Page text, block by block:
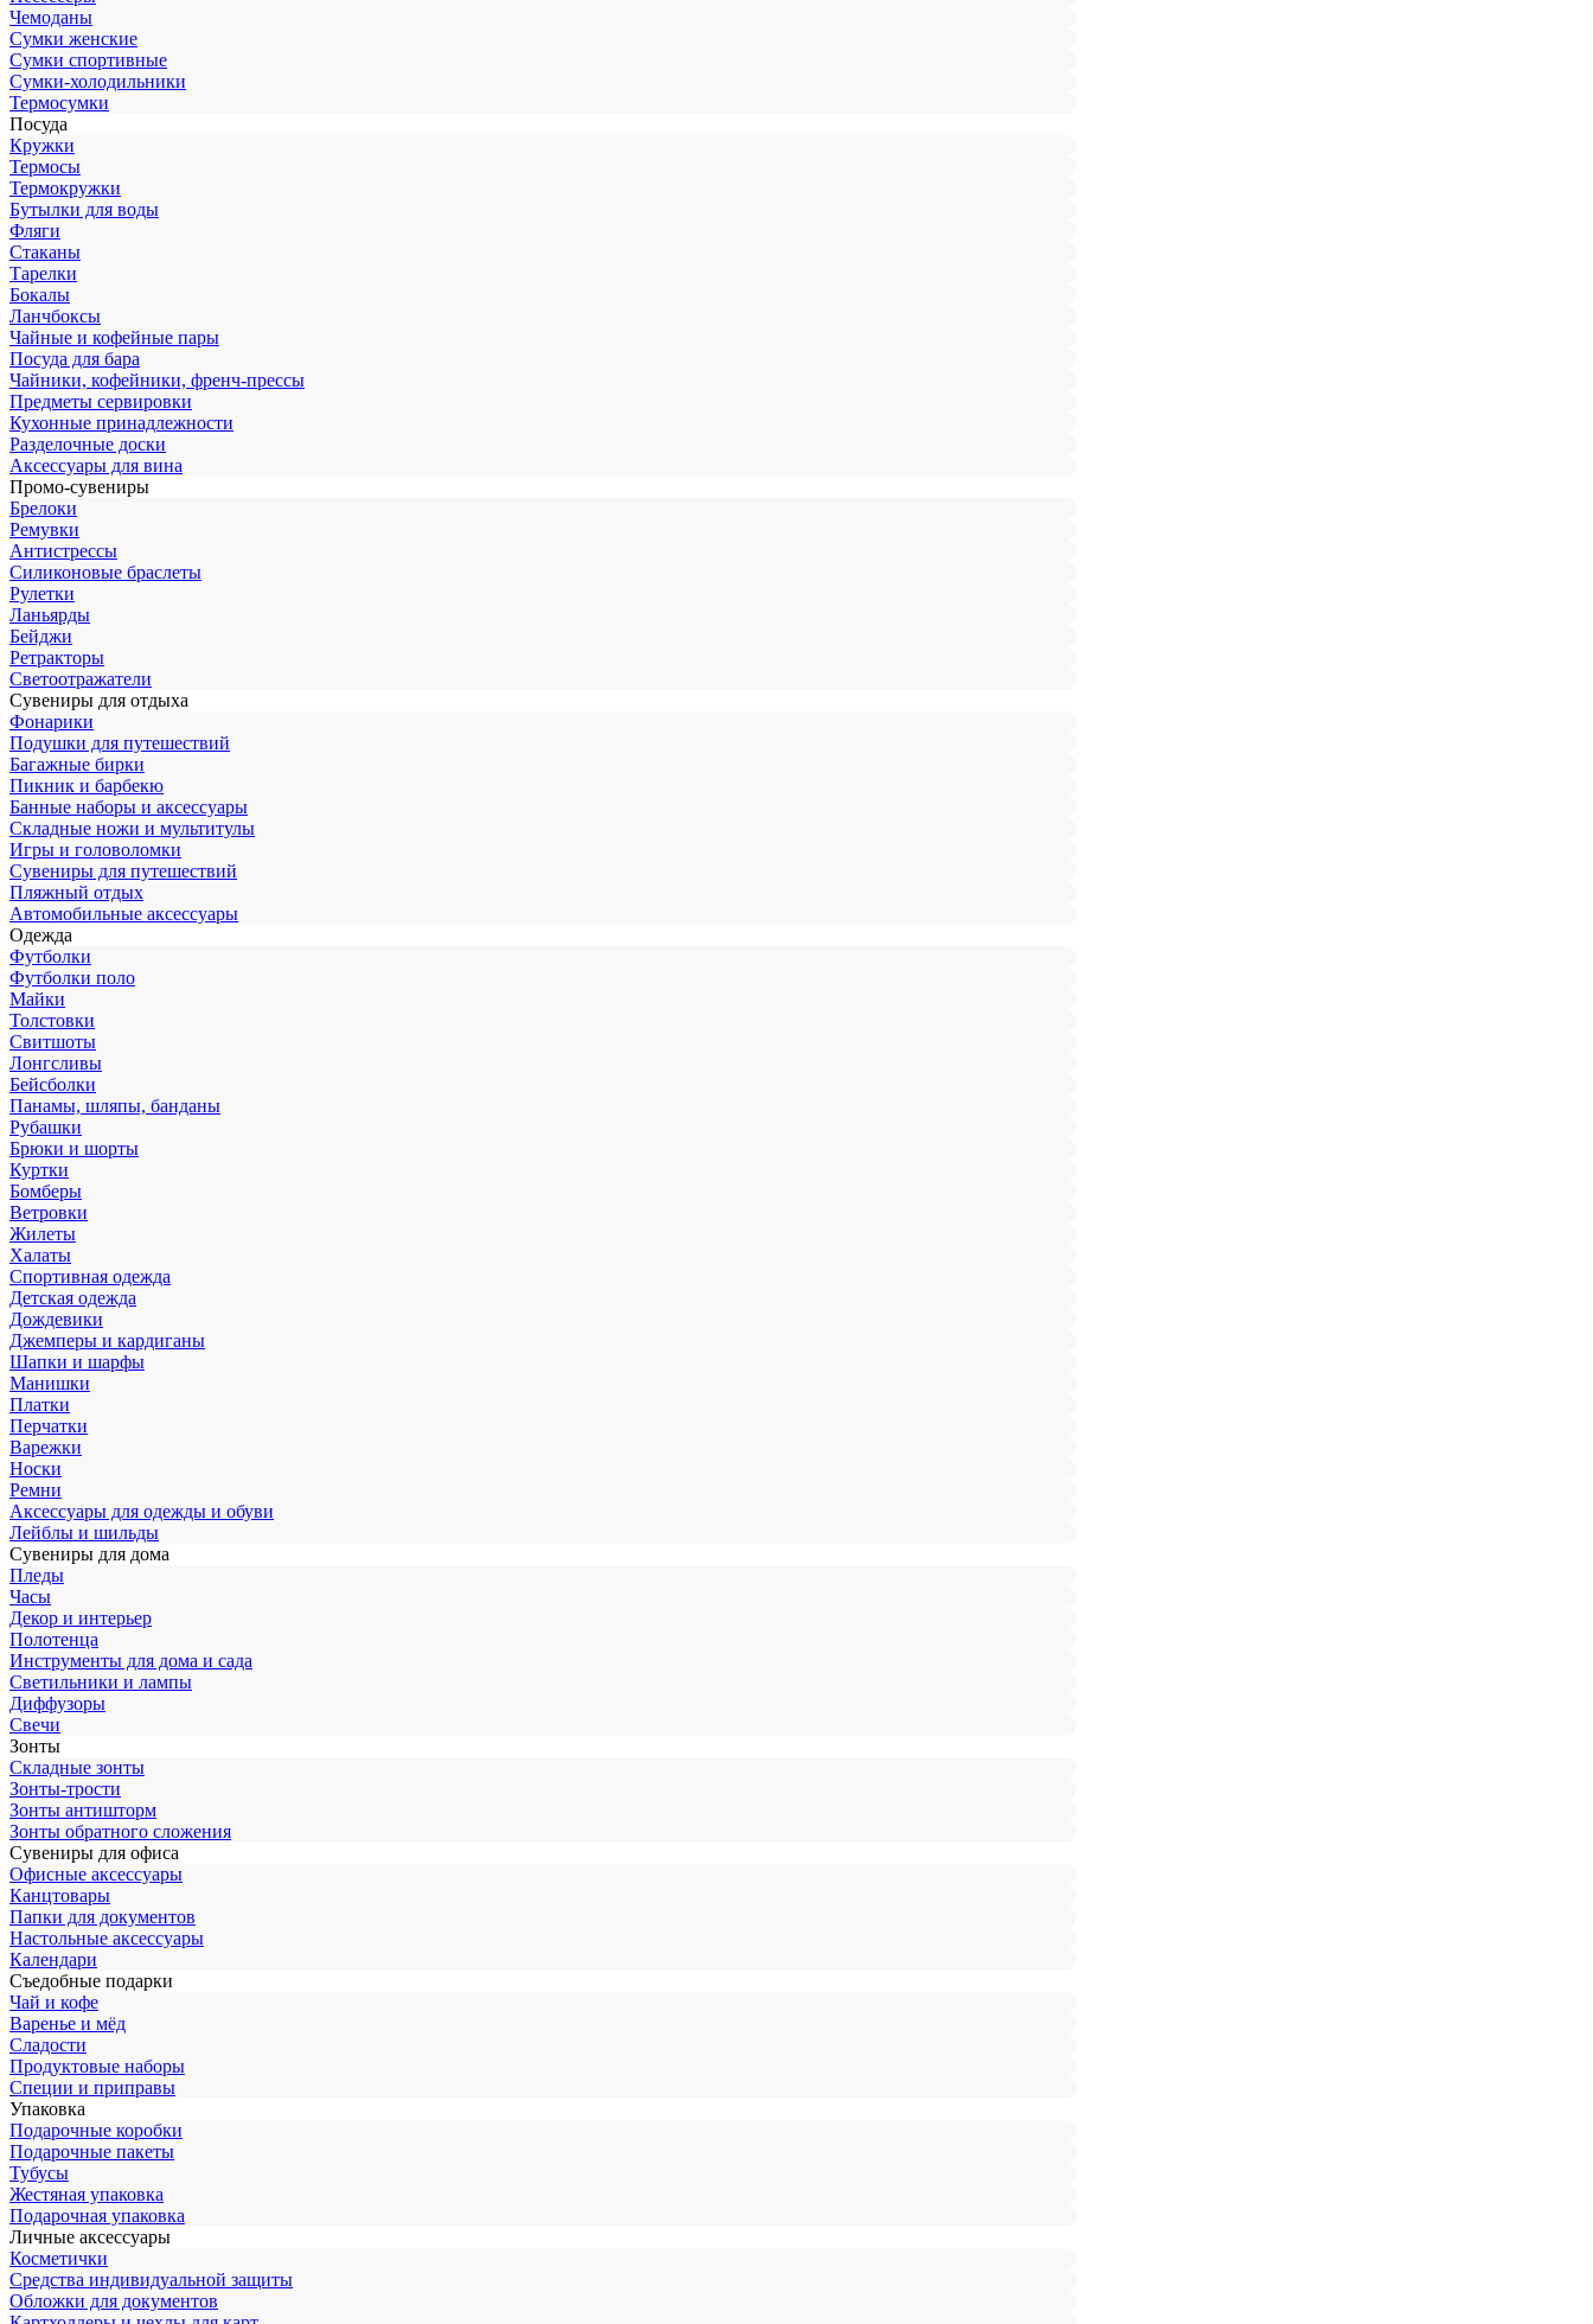
Чемоданы
Сумки женские
Сумки спортивные
Сумки-холодильники
Термосумки
Посуда
Кружки
Термосы
Термокружки
Бутылки для воды
Фляги
Стаканы
Тарелки
Бокалы
Ланчбоксы
Чайные и кофейные пары
Посуда для бара
Чайники, кофейники, френч-прессы
Предметы сервировки
Кухонные принадлежности
Разделочные доски
Аксессуары для вина
Промо-сувениры
Брелоки
Ремувки
Антистрессы
Силиконовые браслеты
Рулетки
Ланьярды
Бейджи
Ретракторы
Светоотражатели
Сувениры для отдыха
Фонарики
Подушки для путешествий
Багажные бирки
Пикник и барбекю
Банные наборы и аксессуары
Складные ножи и мультитулы
Игры и головоломки
Сувениры для путешествий
Пляжный отдых
Автомобильные аксессуары
Одежда
Футболки
Футболки поло
Майки
Толстовки
Свитшоты
Лонгсливы
Бейсболки
Панамы, шляпы, банданы
Рубашки
Брюки и шорты
Куртки
Бомберы
Ветровки
Жилеты
Халаты
Спортивная одежда
Детская одежда
Дождевики
Джемперы и кардиганы
Шапки и шарфы
Манишки
Платки
Перчатки
Варежки
Носки
Ремни
Аксессуары для одежды и обуви
Лейблы и шильды
Сувениры для дома
Пледы
Часы
Декор и интерьер
Полотенца
Инструменты для дома и сада
Светильники и лампы
Диффузоры
Свечи
Зонты
Складные зонты
Зонты-трости
Зонты антишторм
Зонты обратного сложения
Сувениры для офиса
Офисные аксессуары
Канцтовары
Папки для документов
Настольные аксессуары
Календари
Съедобные подарки
Чай и кофе
Варенье и мёд
Сладости
Продуктовые наборы
Специи и приправы
Упаковка
Подарочные коробки
Подарочные пакеты
Тубусы
Жестяная упаковка
Подарочная упаковка
Личные аксессуары
Косметички
Средства индивидуальной защиты
Обложки для документов